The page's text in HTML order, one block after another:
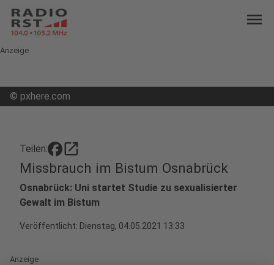
menu
Anzeige
© pxhere.com
Teilen: open_in_new
Missbrauch im Bistum Osnabrück
Osnabrück: Uni startet Studie zu sexualisierter
Gewalt im Bistum
Veröffentlicht: Dienstag, 04.05.2021 13:33
Anzeige